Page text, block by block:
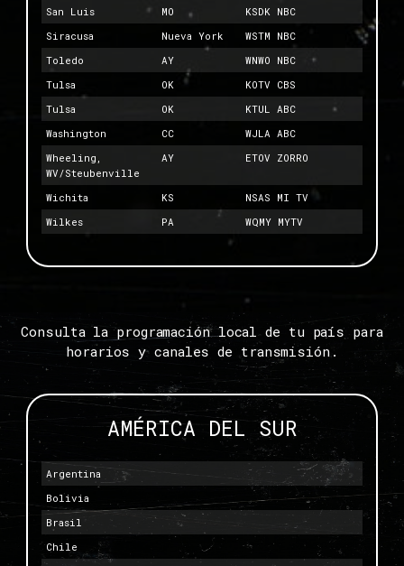
San Luis
MO
KSDK NBC
Siracusa
Nueva York
WSTM NBC
Toledo
AY
WNWO NBC
Tulsa
OK
KOTV CBS
Tulsa
OK
KTUL ABC
Washington
CC
WJLA ABC
Wheeling,
WV/Steubenville
AY ETOV ZORRO
Wichita KS
NSAS MI TV
Wilkes
PA WQMY MYTV
Consulta la programación local de tu país para
horarios y canales de transmisión.
AMÉRICA DEL SUR
Argentina
Bolivia
Brasil
Chile